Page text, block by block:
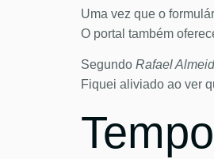
Uma vez que o
O portal também
Segundo Rafael
Fiquei aliviado ao ver